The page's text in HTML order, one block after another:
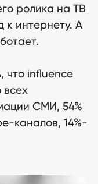
ролика на ТВ
к интернету. А
что influence
всех
СМИ, 54%
каналов, 14%-